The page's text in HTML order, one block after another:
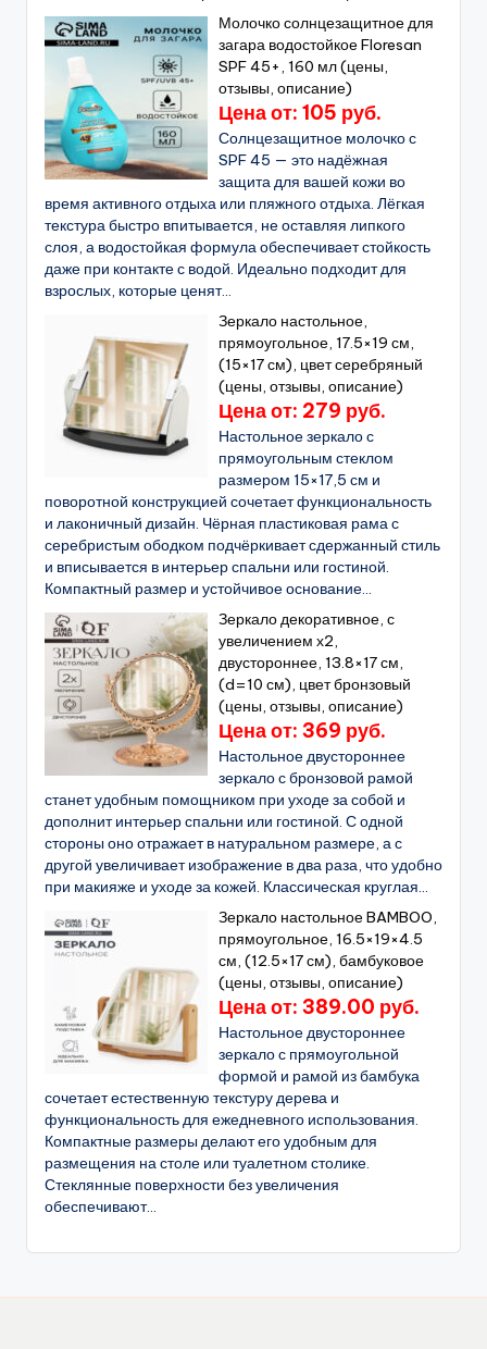
Молочко солнцезащитное для
загара водостойкое Floresan
SPF 45+, 160 мл (цены,
отзывы, описание)
Цена от: 105 руб.
Солнцезащитное молочко с
SPF 45 — это надёжная
защита для вашей кожи во
время активного отдыха или пляжного отдыха. Лёгкая
текстура быстро впитывается, не оставляя липкого
слоя, а водостойкая формула обеспечивает стойкость
даже при контакте с водой. Идеально подходит для
взрослых, которые ценят...
Зеркало настольное,
прямоугольное, 17.5×19 см,
(15×17 см), цвет серебряный
(цены, отзывы, описание)
Цена от: 279 руб.
Настольное зеркало с
прямоугольным стеклом
размером 15×17,5 см и
поворотной конструкцией сочетает функциональность
и лаконичный дизайн. Чёрная пластиковая рама с
серебристым ободком подчёркивает сдержанный стиль
и вписывается в интерьер спальни или гостиной.
Компактный размер и устойчивое основание...
Зеркало декоративное, с
увеличением х2,
двустороннее, 13.8×17 см,
(d=10 см), цвет бронзовый
(цены, отзывы, описание)
Цена от: 369 руб.
Настольное двустороннее
зеркало с бронзовой рамой
станет удобным помощником при уходе за собой и
дополнит интерьер спальни или гостиной. С одной
стороны оно отражает в натуральном размере, а с
другой увеличивает изображение в два раза, что удобно
при макияже и уходе за кожей. Классическая круглая...
Зеркало настольное BAMBOO,
прямоугольное, 16.5×19×4.5
см, (12.5×17 см), бамбуковое
(цены, отзывы, описание)
Цена от: 389.00 руб.
Настольное двустороннее
зеркало с прямоугольной
формой и рамой из бамбука
сочетает естественную текстуру дерева и
функциональность для ежедневного использования.
Компактные размеры делают его удобным для
размещения на столе или туалетном столике.
Стеклянные поверхности без увеличения
обеспечивают...